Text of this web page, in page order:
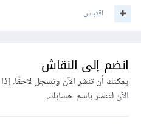
اقتباس
انضم إلى النقاش
يمكنك أن تنشر الآن وتسجل لاحقًا.
الآنلتنشر باسم حسابك.